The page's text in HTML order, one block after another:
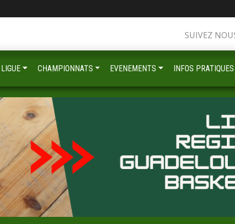
SUIVEZ
CHAMPIONNATS EVENEMENTS INFOS PRATIQUES